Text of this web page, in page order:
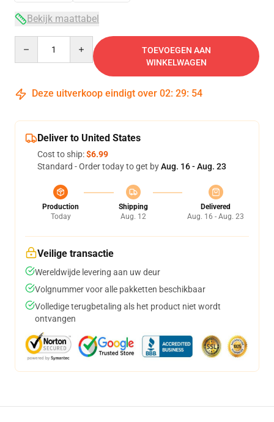
Bekijk maattabel
TOEVOEGEN AAN
WINKELWAGEN
Deze uitverkoop eindigt over 02: 29: 54
Deliver to United States
Cost to ship:$6.99
Standard - Order today to get byAug. 16 - Aug. 23
Production
Today
Shipping
Aug. 12
Delivered
Aug. 16 - Aug. 23
Veilige transactie
Wereldwijde levering aan uw deur
Volgnummer voor alle pakketten beschikbaar
Volledige terugbetaling als het product niet wordt
ontvangen